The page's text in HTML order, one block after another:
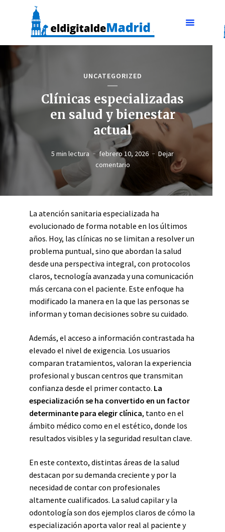
UNCATEGORIZED
Clínicas especializadas
en salud y bienestar
actual
5 min lectura febrero 10, 2026
Dejar
comentario
La atención sanitaria especializada ha
evolucionado de forma notable en los últimos
años. Hoy, las clínicas no se limitan a resolver un
problema puntual, sino que abordan la salud
desde una perspectiva integral, con protocolos
claros, tecnología avanzada y una comunicación
más cercana con el paciente. Este enfoque ha
modificado la manera en la que las personas se
informan y toman decisiones sobre su cuidado.
Además, el acceso a información contrastada ha
elevado el nivel de exigencia. Los usuarios
comparan tratamientos, valoran la experiencia
profesional y buscan centros que transmitan
confianza desde el primer contacto. La
especialización se ha convertido en un factor
determinante para elegir clínica, tanto en el
ámbito médico como en el estético, donde los
resultados visibles y la seguridad resultan clave.
En este contexto, distintas áreas de la salud
destacan por su demanda creciente y por la
necesidad de contar con profesionales
altamente cualificados. La salud capilar y la
odontología son dos ejemplos claros de cómo la
especialización aporta valor real al paciente y